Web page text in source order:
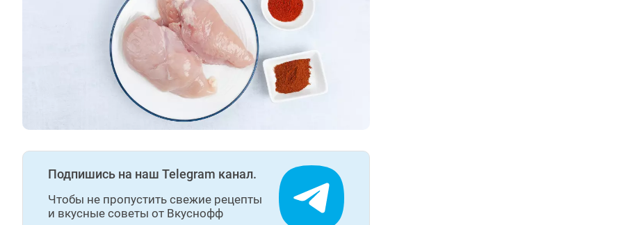
Подпишись на наш Telegram канал.
Чтобы не пропустить свежие рецепты
и вкусные советы от Вкуснофф